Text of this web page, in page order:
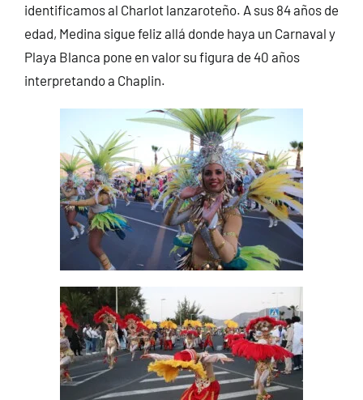
identificamos al Charlot lanzaroteño. A sus 84 años de
edad, Medina sigue feliz allá donde haya un Carnaval y
Playa Blanca pone en valor su figura de 40 años
interpretando a Chaplin.